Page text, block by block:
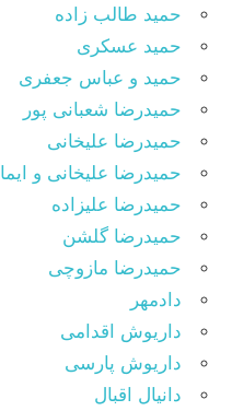
حمید طالب زاده
حمید عسکری
حمید و عباس جعفری
حمیدرضا شعبانی پور
حمیدرضا علیخانی
حمیدرضا علیخانی و ایما
حمیدرضا علیزاده
حمیدرضا گلشن
حمیدرضا مازوچی
دادمهر
داریوش اقدامی
داریوش پارسی
دانیال اقبال